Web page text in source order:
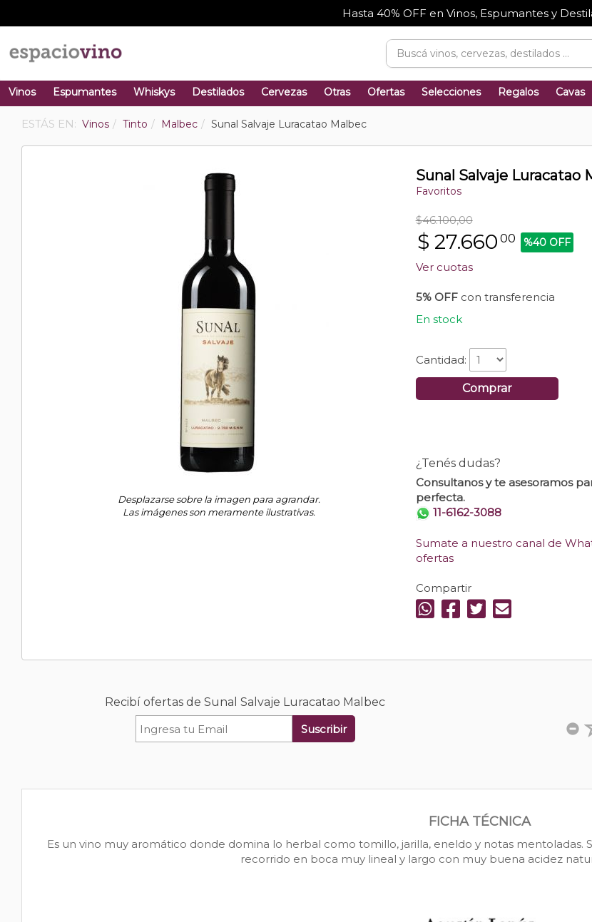
Hasta 40% OFF en Vinos, Espumantes y
Vinos Espumantes Whiskys Destilados Cervezas Otras Ofertas Selecciones Regalos Cavas
ESTÁS EN: Vinos Tinto Malbec Sunal Salvaje Luracatao Malbec
Desplazarse sobre la imagen para agrandar.
Las imágenes son meramente ilustrativas.
Sunal Salvaje Luracatao
Favoritos
$46.100,00
$ 27.660 00 %40 OFF
Ver cuotas
5% OFFcon transferencia
En stock
Cantidad:
Comprar
¿Tenés dudas?
Consultanos y te asesoramos
perfecta.
11-6162-3088
Sumate a nuestro canal de
ofertas
Compartir
Recibí ofertas de Sunal Salvaje Luracatao Malbec
Suscribir
FICHA TÉCNICA
Es un vino muy aromático donde domina lo herbal como tomillo, jarilla, eneldo y notas mentoladas.
recorrido en boca muy lineal y largo con muy buena acidez